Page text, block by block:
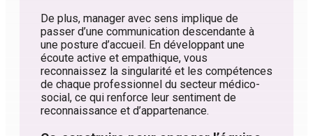
De plus, manager avec sens implique de
passer d’une communication descendante à
une posture d’accueil. En développant une
écoute active et empathique, vous
reconnaissez la singularité et les compétences
de chaque professionnel du secteur médico-
social, ce qui renforce leur sentiment de
reconnaissance et d’appartenance.